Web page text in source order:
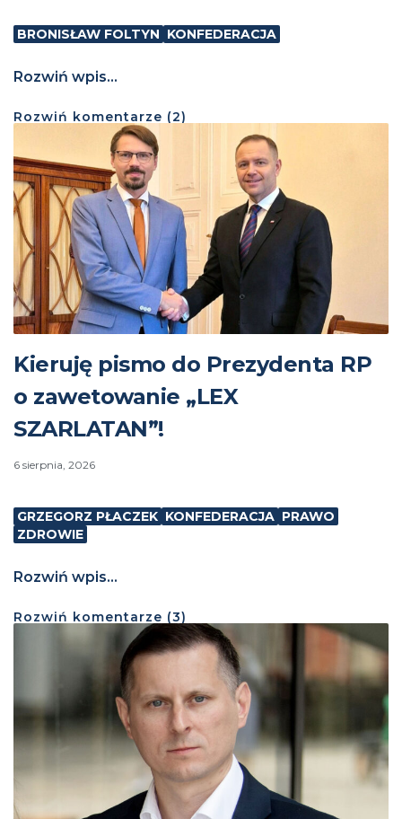
BRONISŁAW FOLTYN KONFEDERACJA
Rozwiń wpis...
Rozwiń komentarze (2)
Kieruję pismo do Prezydenta RP
o zawetowanie „LEX
SZARLATAN”!
6 sierpnia, 2026
GRZEGORZ PŁACZEK KONFEDERACJA PRAWO
ZDROWIE
Rozwiń wpis...
Rozwiń komentarze (3)